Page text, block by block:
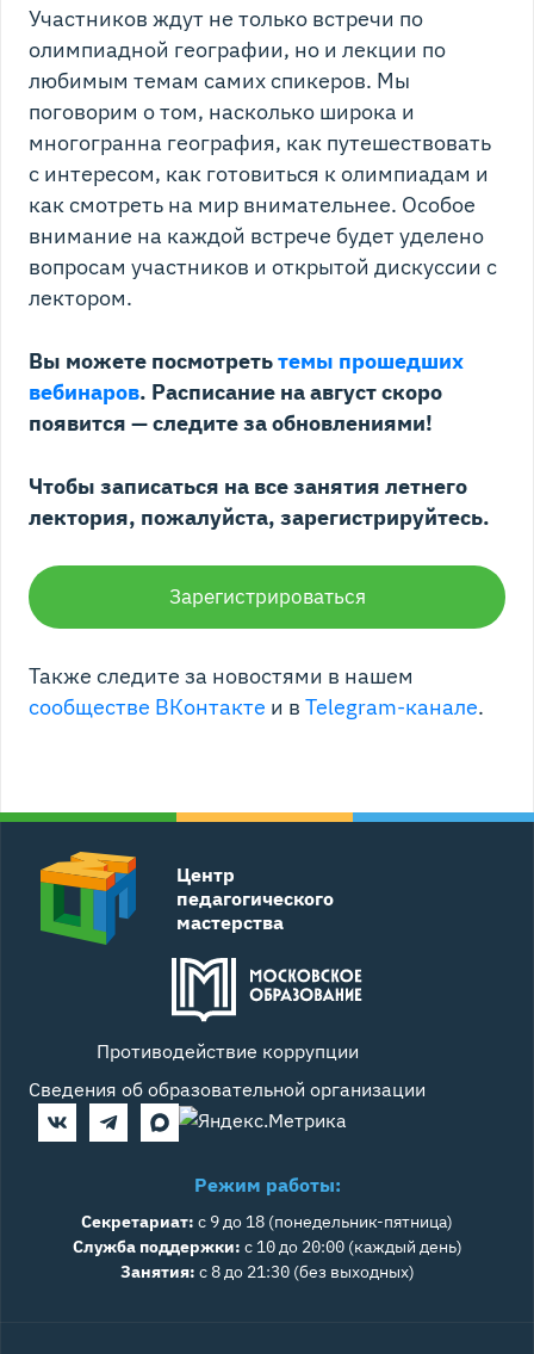
Участников ждут не только встречи по
олимпиадной географии, но и лекции по
любимым темам самих спикеров. Мы
поговорим о том, насколько широка и
многогранна география, как путешествовать
с интересом, как готовиться к олимпиадам и
как смотреть на мир внимательнее. Особое
внимание на каждой встрече будет уделено
вопросам участников и открытой дискуссии с
лектором.
Вы можете посмотретьтемы прошедших
вебинаров. Расписание на август скоро
появится — следите за обновлениями!
Чтобы записаться на все занятия летнего
лектория, пожалуйста, зарегистрируйтесь.
Зарегистрироваться
Также следите за новостями в нашем
сообществе ВКонтакте и в Telegram-канале.
Центр
педагогического
мастерства
Противодействие коррупции
Сведения об образовательной организации
Режим работы:
Секретариат: с 9 до 18 (понедельник-пятница)
Служба поддержки: с 10 до 20:00 (каждый день)
Занятия: с 8 до 21:30 (без выходных)